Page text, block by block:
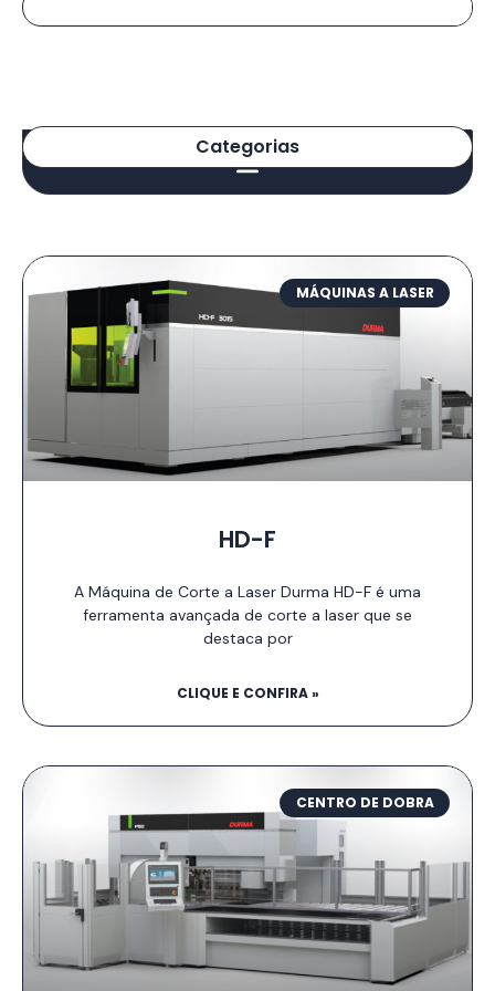
Categorias
MÁQUINAS A LASER
HD-F
A Máquina de Corte a Laser Durma HD-F é uma
ferramenta avançada de corte a laser que se
destaca por
CLIQUE E CONFIRA »
CENTRO DE DOBRA